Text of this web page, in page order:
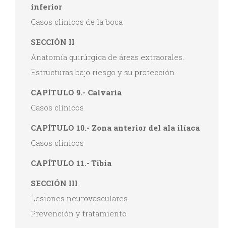
inferior
Casos clínicos de la boca
SECCIÓN II
Anatomía quirúrgica de áreas extraorales.
Estructuras bajo riesgo y su protección
CAPÍTULO 9.- Calvaria
Casos clínicos
CAPÍTULO 10.- Zona anterior del ala ilíaca
Casos clínicos
CAPÍTULO 11.- Tibia
SECCIÓN III
Lesiones neurovasculares
Prevención y tratamiento